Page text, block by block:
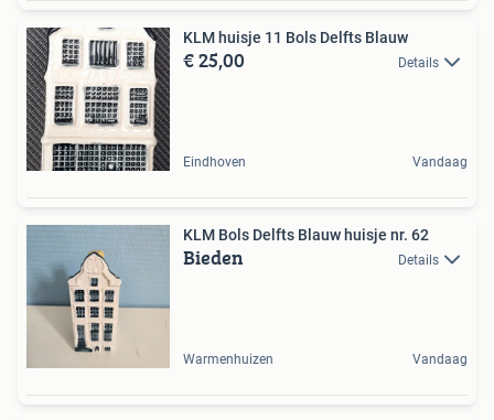
KLM huisje 11 Bols Delfts Blauw
€ 25,00 Details
Eindhoven Vandaag
KLM Bols Delfts Blauw huisje nr. 62
Bieden Details
Warmenhuizen Vandaag